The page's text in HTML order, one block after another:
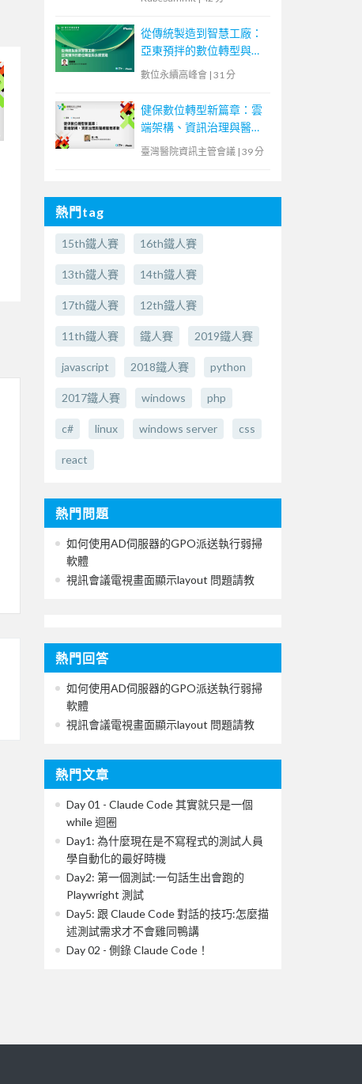
從傳統製造到智慧工廠：
亞東預拌的數位轉型與永
續實踐
數位永續高峰會 | 31 分
健保數位轉型新篇章：雲
端架構、資訊治理與醫療
服務革新
臺灣醫院資訊主管會議 | 39 分
熱門tag
15th鐵人賽 16th鐵人賽
13th鐵人賽 14th鐵人賽
17th鐵人賽 12th鐵人賽
11th鐵人賽 鐵人賽 2019鐵人賽
javascript 2018鐵人賽 python
2017鐵人賽 windows php
c# linux windows server css
react
熱門問題
如何使用AD伺服器的GPO派送執行弱掃
軟體
視訊會議電視畫面顯示layout 問題請教
熱門回答
如何使用AD伺服器的GPO派送執行弱掃
軟體
視訊會議電視畫面顯示layout 問題請教
熱門文章
Day 01 - Claude Code 其實就只是一個
while 迴圈
Day1: 為什麼現在是不寫程式的測試人員
學自動化的最好時機
Day2: 第一個測試:一句話生出會跑的
Playwright 測試
Day5: 跟 Claude Code 對話的技巧:怎麼描
述測試需求才不會雞同鴨講
Day 02 - 側錄 Claude Code！